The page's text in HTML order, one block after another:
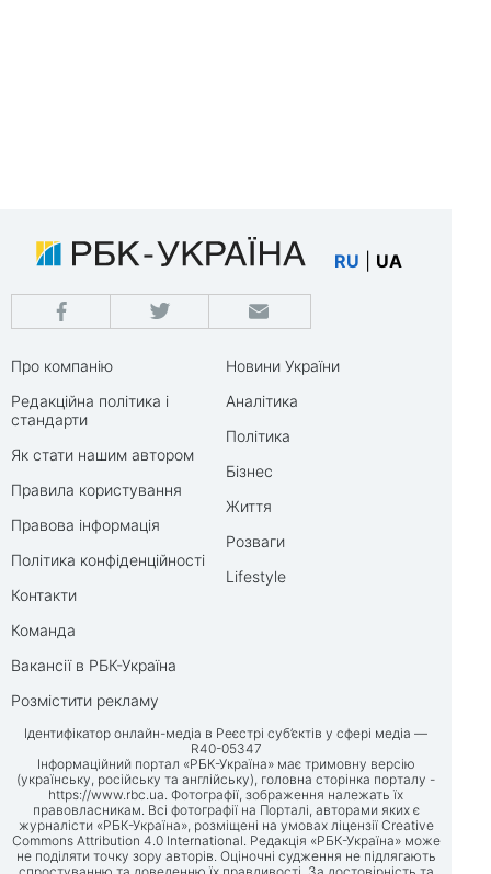
RU UA
Про компанію
Редакційна політика і
стандарти
Як стати нашим автором
Правила користування
Правова інформація
Політика конфіденційності
Контакти
Команда
Вакансії в РБК-Україна
Розмістити рекламу
Новини України
Аналітика
Політика
Бізнес
Життя
Розваги
Lifestyle
Ідентифікатор онлайн-медіа в Реєстрі суб’єктів у сфері медіа —
R40-05347
Інформаційний портал «РБК-Україна» має тримовну версію
(українську, російську та англійську), головна сторінка порталу -
https://www.rbc.ua. Фотографії, зображення належать їх
правовласникам. Всі фотографії на Порталі, авторами яких є
журналісти «РБК-Україна», розміщені на умовах ліцензії Creative
Commons Attribution 4.0 International. Редакція «РБК-Україна» може
не поділяти точку зору авторів. Оціночні судження не підлягають